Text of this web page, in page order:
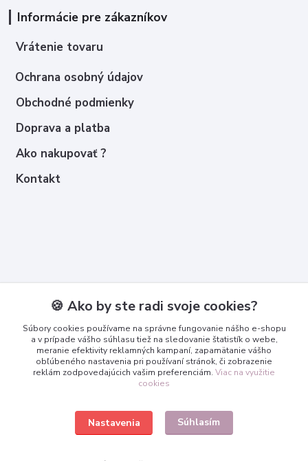
Informácie pre zákazníkov
Vrátenie tovaru
Ochrana osobný údajov
Obchodné podmienky
Doprava a platba
Ako nakupovať ?
Kontakt
+421 950 365 567
info@3dcko.sk
🍪 Ako by ste radi svoje cookies?
Súbory cookies používame na správne fungovanie nášho e-shopu
a v prípade vášho súhlasu tiež na sledovanie štatistík o webe,
meranie efektivity reklamných kampaní, zapamätanie vášho
obľúbeného nastavenia pri používaní stránok, či zobrazenie
reklám zodpovedajúcich vašim preferenciám. Viac na využitie
cookies
Nastavenia Súhlasím